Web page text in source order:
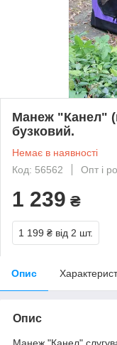
Манеж "Канел"
бузковий.
Немає в наявності
Код: 56562
Опт і
1 239 ₴
1 199 ₴ від 2 шт.
Опис
Опис
Манеж "Канел"